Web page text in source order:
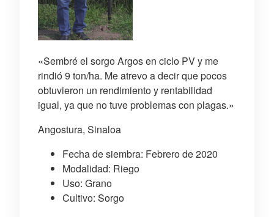
«Sembré el sorgo Argos en ciclo PV y me
rindió 9 ton/ha. Me atrevo a decir que pocos
obtuvieron un rendimiento y rentabilidad
igual, ya que no tuve problemas con plagas.»
Angostura, Sinaloa
Fecha de siembra: Febrero de 2020
Modalidad: Riego
Uso: Grano
Cultivo: Sorgo